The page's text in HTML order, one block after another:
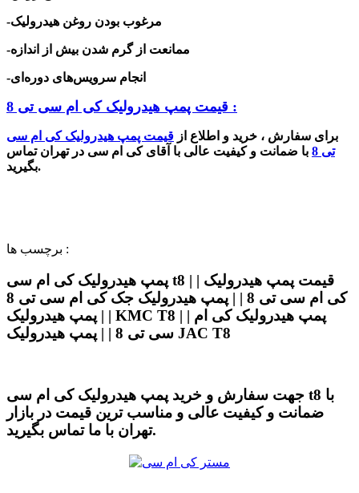
-مرغوب بودن روغن هیدرولیک
-ممانعت از گرم شدن بیش از اندازه
-انجام سرویس‌های دوره‌ای
قیمت پمپ هیدرولیک کی ام سی تی 8 :
برای سفارش ، خرید و اطلاع از قیمت پمپ هیدرولیک کی ام سی
تی 8
با ضمانت و کیفیت عالی با آقای کی ام سی در تهران تماس
بگیرید.
برچسب ها :
پمپ هیدرولیک کی ام سی t8 | | قیمت پمپ هیدرولیک
کی ام سی تی 8 | | پمپ هیدرولیک جک کی ام سی تی 8
| | پمپ هیدرولیک KMC T8 | | پمپ هیدرولیک کی ام
سی تی 8 | | پمپ هیدرولیک JAC T8
جهت سفارش و خرید پمپ هیدرولیک کی ام سی t8 با
ضمانت و کیفیت عالی و مناسب ترین قیمت در بازار
تهران با ما تماس بگیرید.